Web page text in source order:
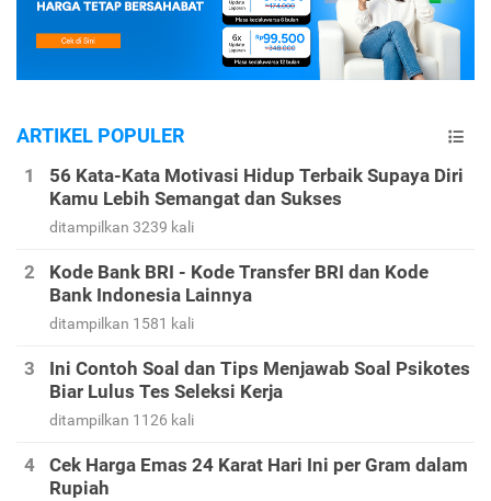
ARTIKEL POPULER
56 Kata-Kata Motivasi Hidup Terbaik Supaya Diri
Kamu Lebih Semangat dan Sukses
ditampilkan 3239 kali
Kode Bank BRI - Kode Transfer BRI dan Kode
Bank Indonesia Lainnya
ditampilkan 1581 kali
Ini Contoh Soal dan Tips Menjawab Soal Psikotes
Biar Lulus Tes Seleksi Kerja
ditampilkan 1126 kali
Cek Harga Emas 24 Karat Hari Ini per Gram dalam
Rupiah